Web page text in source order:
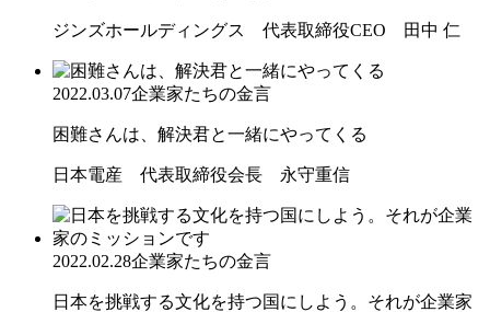
ジンズホールディングス 代表取締役CEO 田中 仁
2022.03.07企業家たちの金言
困難さんは、解決君と一緒にやってくる
日本電産 代表取締役会長 永守重信
2022.02.28企業家たちの金言
日本を挑戦する文化を持つ国にしよう。それが企業家